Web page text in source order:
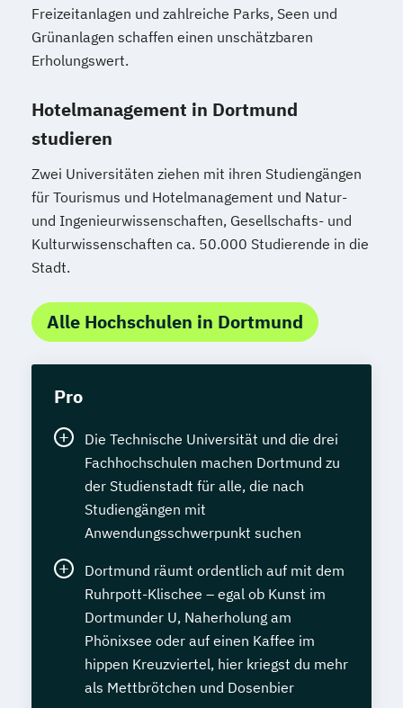
Freizeitanlagen und zahlreiche Parks, Seen und
Grünanlagen schaffen einen unschätzbaren
Erholungswert.
Hotelmanagement in Dortmund
studieren
Zwei Universitäten ziehen mit ihren Studiengängen
für Tourismus und Hotelmanagement und Natur-
und Ingenieurwissenschaften, Gesellschafts- und
Kulturwissenschaften ca. 50.000 Studierende in die
Stadt.
Alle Hochschulen in Dortmund
Pro
Die Technische Universität und die drei
Fachhochschulen machen Dortmund zu
der Studienstadt für alle, die nach
Studiengängen mit
Anwendungsschwerpunkt suchen
Dortmund räumt ordentlich auf mit dem
Ruhrpott-Klischee – egal ob Kunst im
Dortmunder U, Naherholung am
Phönixsee oder auf einen Kaffee im
hippen Kreuzviertel, hier kriegst du mehr
als Mettbrötchen und Dosenbier